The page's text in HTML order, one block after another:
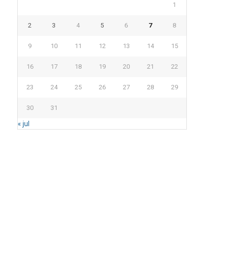
1
2 3 4 5 6 7 8
9 10 11 12 13 14 15
16 17 18 19 20 21 22
23 24 25 26 27 28 29
30 31
« jul